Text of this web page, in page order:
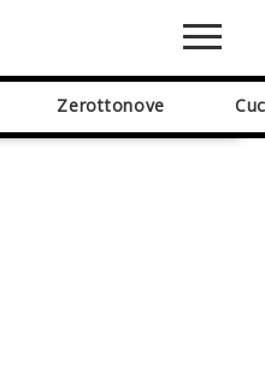
Zerottonove